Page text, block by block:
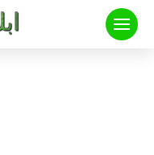
التجاوز
المحتوى